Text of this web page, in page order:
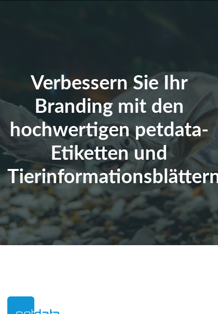
Verbessern Sie Ihr
Branding mit den
hochwertigen petdata-
Etiketten und